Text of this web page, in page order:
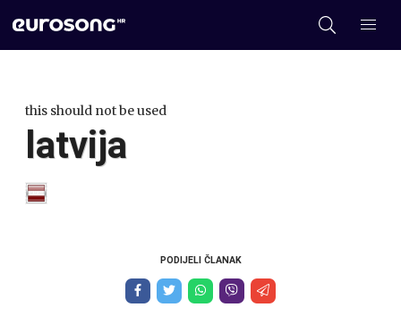
this should not be used
latvija
PODIJELI ČLANAK